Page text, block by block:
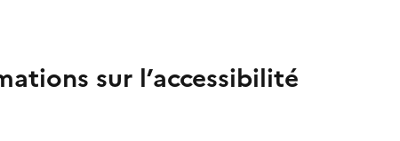
sur l’accessibilité